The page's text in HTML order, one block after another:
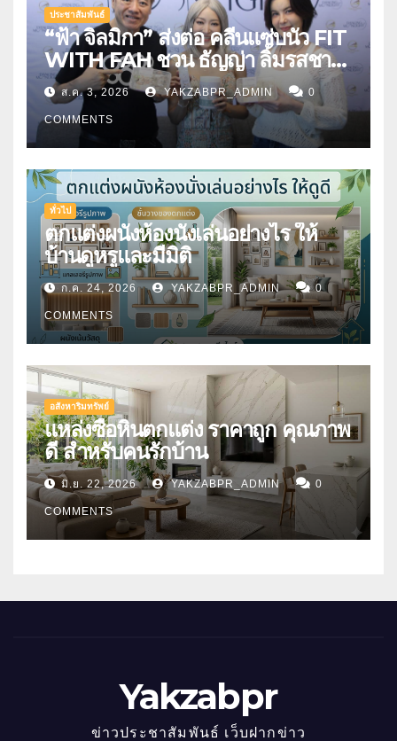
ประชาสัมพันธ์
“ฟ้า จิลมิกา” ส่งต่อ คลีนแซ่บนัว FIT
WITH FAH ชวน ธัญญ่า ลิ้มรสชาติ
อาหารคลีนสุดพรีเมียม
ส.ค. 3, 2026 YAKZABPR_ADMIN 0
COMMENTS
ทั่วไป
ตกแต่งผนังห้องนั่งเล่นอย่างไร ให้
บ้านดูหรูและมีมิติ
ก.ค. 24, 2026 YAKZABPR_ADMIN 0
COMMENTS
อสังหาริมทรัพย์
แหล่งซื้อหินตกแต่ง ราคาถูก คุณภาพ
ดี สำหรับคนรักบ้าน
มิ.ย. 22, 2026 YAKZABPR_ADMIN 0
COMMENTS
Yakzabpr
ข่าวประชาสัมพันธ์ เว็บฝากข่าว